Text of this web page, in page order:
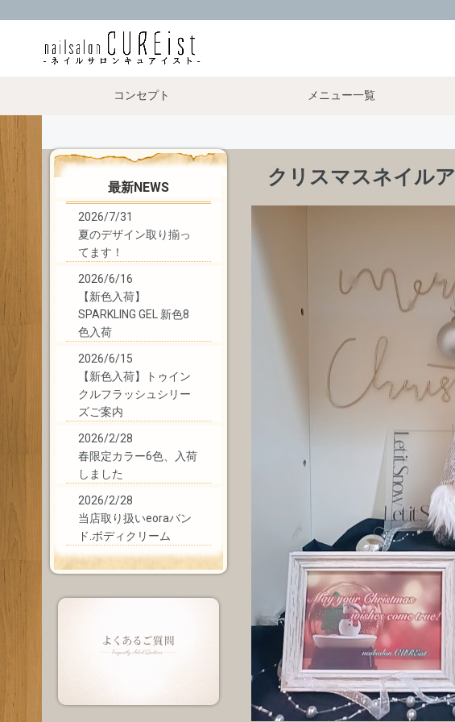
コンセプト メニュー一覧
クリスマスネイル
最新NEWS
2026/7/31
夏のデザイン取り揃っ
てます！
2026/6/16
【新色入荷】
SPARKLING GEL 新色8
色入荷
2026/6/15
【新色入荷】トゥイン
クルフラッシュシリー
ズご案内
2026/2/28
春限定カラー6色、入荷
しました
2026/2/28
当店取り扱いeoraバン
ド.ボディクリーム